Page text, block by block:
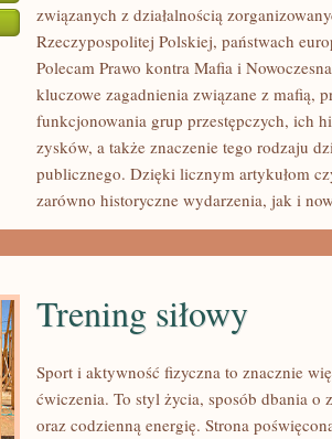
związanych z działalnością
Rzeczypospolitej Polskiej, państwach
Polecam Prawo kontra Mafia i
kluczowe zagadnienia związane z mafią,
funkcjonowania grup przestępczych, ich
zysków, a także znaczenie tego rodzaju
publicznego. Dzięki licznym artykułom
zarówno historyczne wydarzenia, jak i
Trening siłowy
Sport i aktywność fizyczna to znacznie
ćwiczenia. To styl życia, sposób dbania o
oraz codzienną energię. Strona